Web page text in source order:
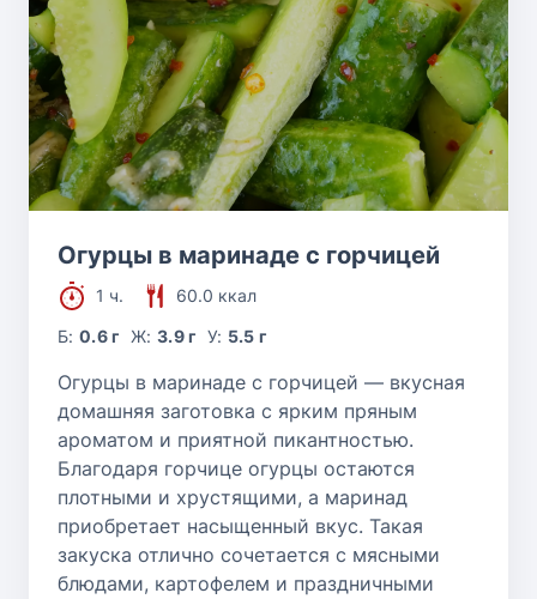
Огурцы в маринаде с горчицей
1 ч.
60.0 ккал
Б:0.6 г Ж: 3.9 г У: 5.5 г
Огурцы в маринаде с горчицей — вкусная
домашняя заготовка с ярким пряным
ароматом и приятной пикантностью.
Благодаря горчице огурцы остаются
плотными и хрустящими, а маринад
приобретает насыщенный вкус. Такая
закуска отлично сочетается с мясными
блюдами, картофелем и праздничными